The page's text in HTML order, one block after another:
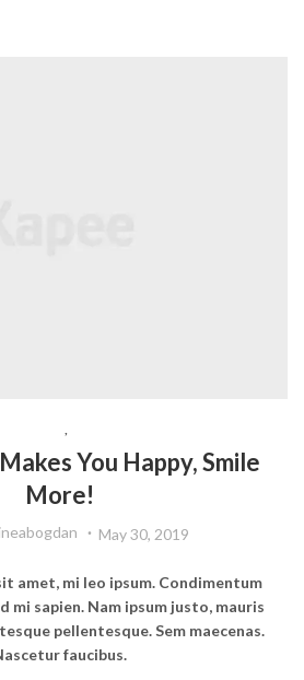
,
You Happy, Smile
More!
May 30, 2019
amet, mi leo ipsum. Condimentum
mi sapien. Nam ipsum justo, mauris
pellentesque. Sem maecenas.
faucibus.